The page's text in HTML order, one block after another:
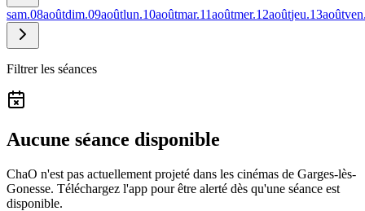
sam.08aoûtdim.09aoûtlun.10aoûtmar.11aoûtmer.12aoûtjeu.13août
Filtrer les séances
Aucune séance disponible
ChaO n'est pas actuellement projeté dans les cinémas de Garges-lès-
Gonesse. Téléchargez l'app pour être alerté dès qu'une séance est
disponible.